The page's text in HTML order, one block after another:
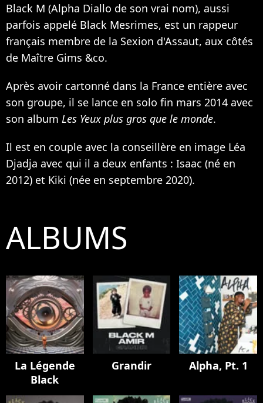
Black M (Alpha Diallo de son vrai nom), aussi
parfois appelé Black Mesrimes, est un rappeur
français membre de la Sexion d'Assaut, aux côtés
de Maître Gims &co.
Après avoir cartonné dans la France entière avec
son groupe, il se lance en solo fin mars 2014 avec
son album Les Yeux plus gros que le monde.
Il est en couple avec la conseillère en image Léa
Djadja avec qui il a deux enfants : Isaac (né en
2012) et Kiki (née en septembre 2020).
ALBUMS
La Légende
Black
Grandir Alpha, Pt. 1